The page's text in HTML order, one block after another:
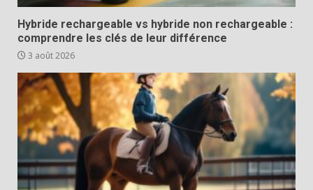
Hybride rechargeable vs hybride non rechargeable :
comprendre les clés de leur différence
3 août 2026